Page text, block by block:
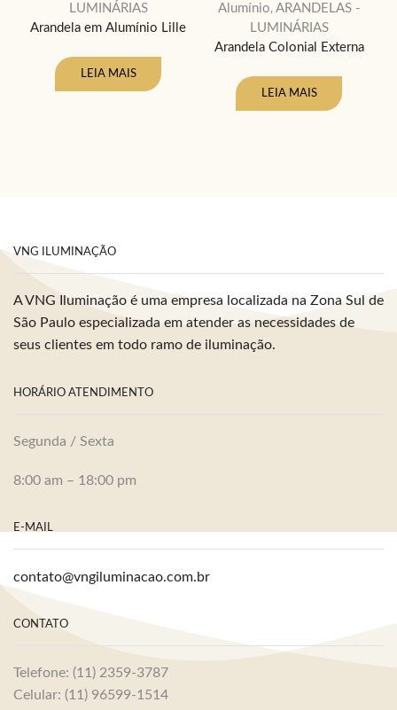
LUMINÁRIAS
Arandela em Alumínio Lille
LEIA MAIS
Alumínio, ARANDELAS -
LUMINÁRIAS
Arandela Colonial Externa
LEIA MAIS
VNG ILUMINAÇÃO
A VNG Iluminação é uma empresa localizada na Zona Sul de
São Paulo especializada em atender as necessidades de
seus clientes em todo ramo de iluminação.
HORÁRIO ATENDIMENTO
Segunda / Sexta
8:00 am – 18:00 pm
E-MAIL
contato@vngiluminacao.com.br
CONTATO
Telefone: (11) 2359-3787
Celular: (11) 96599-1514